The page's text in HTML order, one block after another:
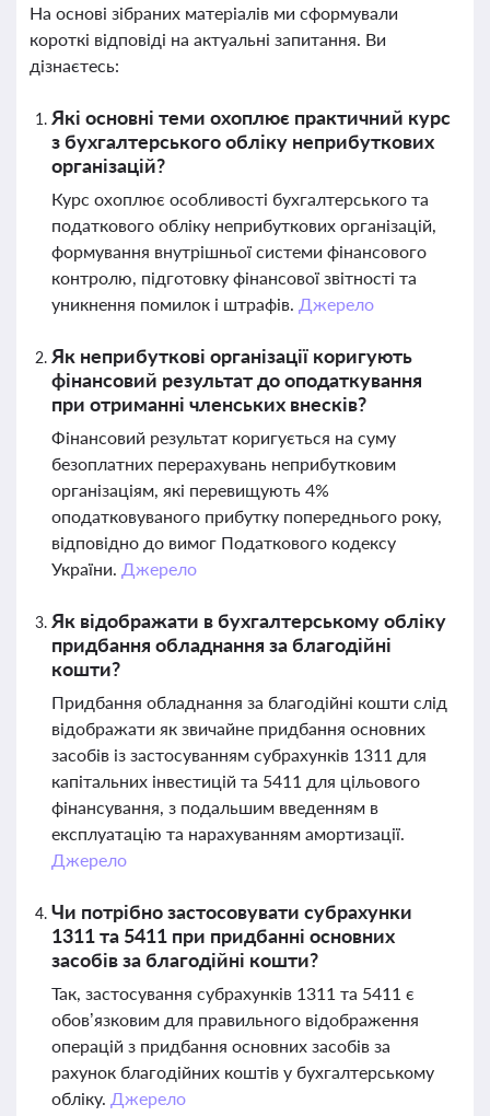
На основі зібраних матеріалів ми сформували
короткі відповіді на актуальні запитання. Ви
дізнаєтесь:
Які основні теми охоплює практичний курс
з бухгалтерського обліку неприбуткових
організацій?
Курс охоплює особливості бухгалтерського та
податкового обліку неприбуткових організацій,
формування внутрішньої системи фінансового
контролю, підготовку фінансової звітності та
уникнення помилок і штрафів. Джерело
Як неприбуткові організації коригують
фінансовий результат до оподаткування
при отриманні членських внесків?
Фінансовий результат коригується на суму
безоплатних перерахувань неприбутковим
організаціям, які перевищують 4%
оподатковуваного прибутку попереднього року,
відповідно до вимог Податкового кодексу
України. Джерело
Як відображати в бухгалтерському обліку
придбання обладнання за благодійні
кошти?
Придбання обладнання за благодійні кошти слід
відображати як звичайне придбання основних
засобів із застосуванням субрахунків 1311 для
капітальних інвестицій та 5411 для цільового
фінансування, з подальшим введенням в
експлуатацію та нарахуванням амортизації.
Джерело
Чи потрібно застосовувати субрахунки
1311 та 5411 при придбанні основних
засобів за благодійні кошти?
Так, застосування субрахунків 1311 та 5411 є
обов’язковим для правильного відображення
операцій з придбання основних засобів за
рахунок благодійних коштів у бухгалтерському
обліку. Джерело